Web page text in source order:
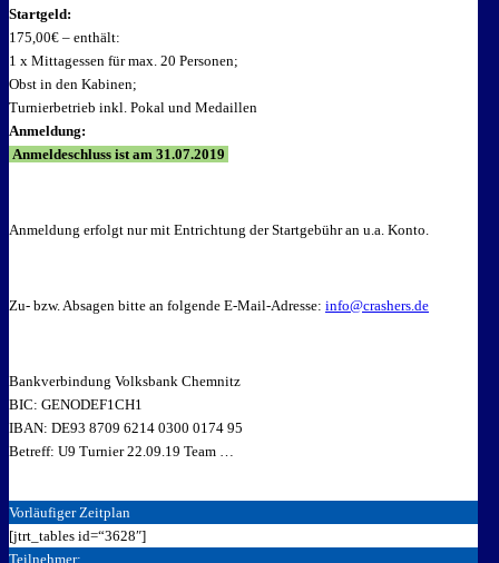
Startgeld:
175,00€ – enthält:
1 x Mittagessen für max. 20 Personen;
Obst in den Kabinen;
Turnierbetrieb inkl. Pokal und Medaillen
Anmeldung:
Anmeldeschluss ist am 31.07.2019
Anmeldung erfolgt nur mit Entrichtung der Startgebühr an u.a. Konto.
Zu- bzw. Absagen bitte an folgende E-Mail-Adresse: info@crashers.de
Bankverbindung Volksbank Chemnitz
BIC: GENODEF1CH1
IBAN: DE93 8709 6214 0300 0174 95
Betreff: U9 Turnier 22.09.19 Team …
Vorläufiger Zeitplan
[jtrt_tables id=“3628″]
Teilnehmer: